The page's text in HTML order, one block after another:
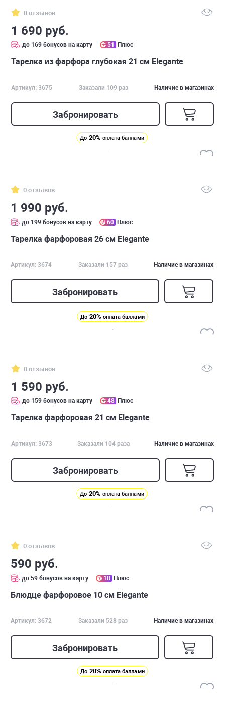
0 отзывов
1 690 руб.
до 169 бонусов на карту 51 Плюс
Тарелка из фарфора глубокая 21 см Elegante
Артикул: 3675 Заказали 109 раз Наличие в магазинах
Забронировать
До 20% оплата баллами
0 отзывов
1 990 руб.
до 199 бонусов на карту 60 Плюс
Тарелка фарфоровая 26 см Elegante
Артикул: 3674 Заказали 157 раз Наличие в магазинах
Забронировать
До 20% оплата баллами
0 отзывов
1 590 руб.
до 159 бонусов на карту 48 Плюс
Тарелка фарфоровая 21 см Elegante
Артикул: 3673 Заказали 104 раза Наличие в магазинах
Забронировать
До 20% оплата баллами
0 отзывов
590 руб.
до 59 бонусов на карту 18 Плюс
Блюдце фарфоровое 10 см Elegante
Артикул: 3672 Заказали 528 раз Наличие в магазинах
Забронировать
До 20% оплата баллами